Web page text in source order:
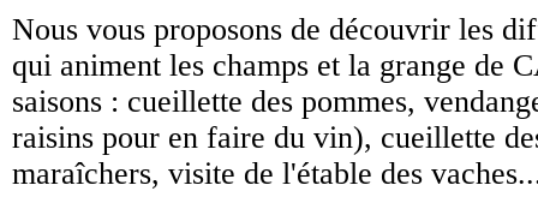
Nous vous proposons de découvrir les
qui animent les champs et la grange de
saisons : cueillette des pommes,
raisins pour en faire du vin), cueillette
maraîchers, visite de l'étable des